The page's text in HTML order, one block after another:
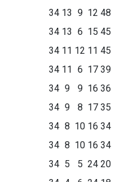
34 13 9 12 48
34 13 6 15 45
34 11 12 11 45
34 11 6 17 39
34 9 9 16 36
34 9 8 17 35
34 8 10 16 34
34 8 10 16 34
34 5 5 24 20